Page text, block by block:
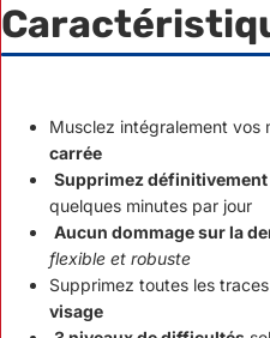
Musclez intégralement vos
carrée
Supprimez
quelques minutes par jour
Aucun dommage sur la
flexible et robuste
Supprimez toutes les
visage